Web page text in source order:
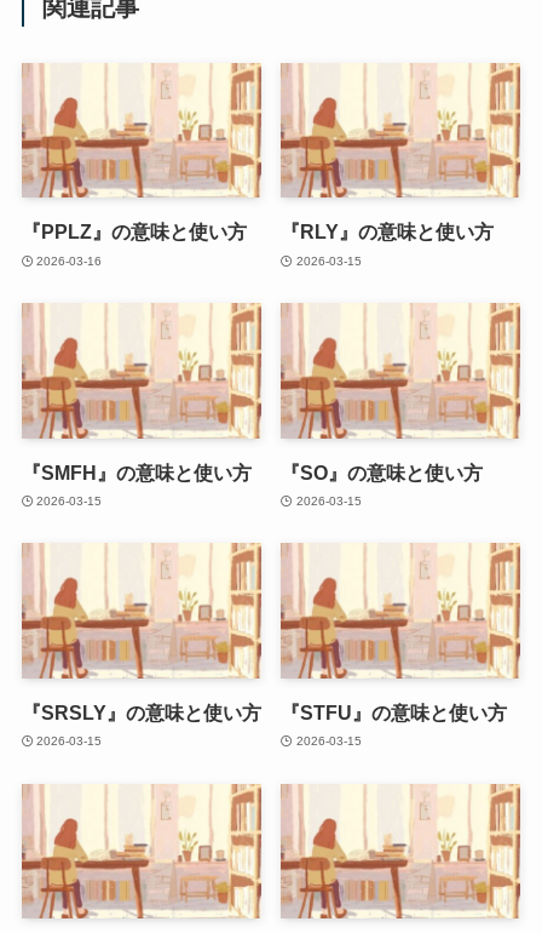
関連記事
『PPLZ』の意味と使い方
2026-03-16
『RLY』の意味と使い方
2026-03-15
『SMFH』の意味と使い方
2026-03-15
『SO』の意味と使い方
2026-03-15
『SRSLY』の意味と使い方
2026-03-15
『STFU』の意味と使い方
2026-03-15